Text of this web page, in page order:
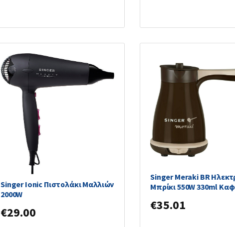
Singer Ionic Πιστολάκι Μαλλιών
2000W
€29.00
Singer Meraki BR
Μπρίκι 550W 330ml
€35.01